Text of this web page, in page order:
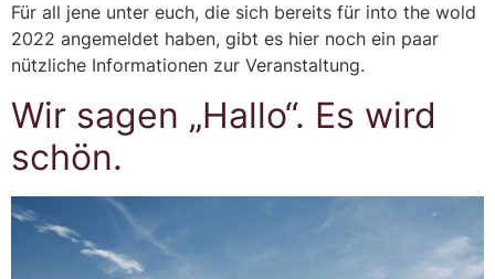
Für all jene unter euch, die sich bereits für into the wold
2022 angemeldet haben, gibt es hier noch ein paar
nützliche Informationen zur Veranstaltung.
Wir sagen „Hallo“. Es wird
schön.